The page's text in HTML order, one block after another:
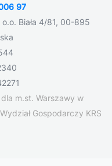
97
Biała 4/81, 00-895
m.st. Warszawy w
Gospodarczy KRS